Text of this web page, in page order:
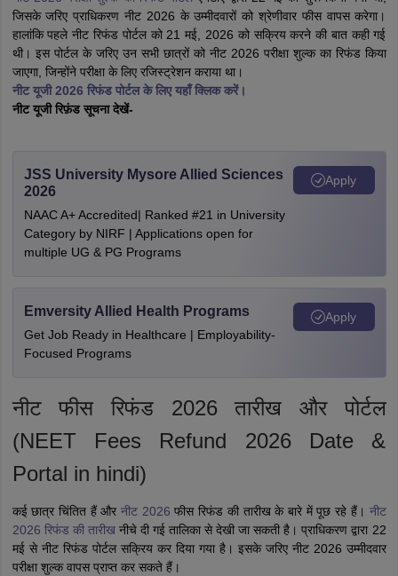
जिसके जरिए प्राधिकरण नीट 2026 के उम्मीदवारों को श्रेणीवार फीस वापस करेगा।
हालांकि पहले नीट रिफंड पोर्टल को 21 मई, 2026 को सक्रिय करने की बात कही गई
थी। इस पोर्टल के जरिए उन सभी छात्रों को नीट 2026 परीक्षा शुल्क का रिफंड किया
जाएगा, जिन्होंने परीक्षा के लिए रजिस्ट्रेशन कराया था।
नीट यूजी 2026 रिफंड पोर्टल के लिए यहाँ क्लिक करें।
नीट यूजी रिफ़ंड सूचना देखें-